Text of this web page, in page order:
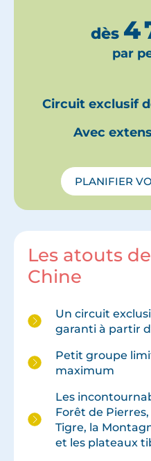
dès 4
par
Circuit exclusif
Avec
PLANIFIER
Les atouts
Chine
Un circuit
garanti à partir
Petit groupe
maximum
Les
Forêt de
Tigre, la
et les plateaux